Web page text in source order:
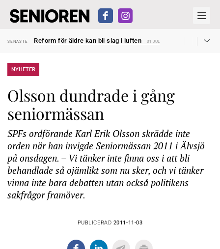
SENASTE
Reform för äldre kan bli slag i luften
31 JUL
SENASTE
Snart kan telefonförsäljning förbjudas i Sverige
SENASTE
Sven Hagströmer sommarpratar
26 JUL
SENASTE
Reform för äldre kan bli slag i luften 31 JUL
NYHETER
Olsson dundrade i gång
seniormässan
SPFs ordförande Karl Erik Olsson skrädde inte
orden när han invigde Seniormässan 2011 i Älvsjö
på onsdagen. – Vi tänker inte finna oss i att bli
behandlade så ojämlikt som nu sker, och vi tänker
vinna inte bara debatten utan också politikens
sakfrågor framöver.
PUBLICERAD 2011-11-03